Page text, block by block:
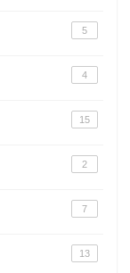
5
4
15
2
7
13